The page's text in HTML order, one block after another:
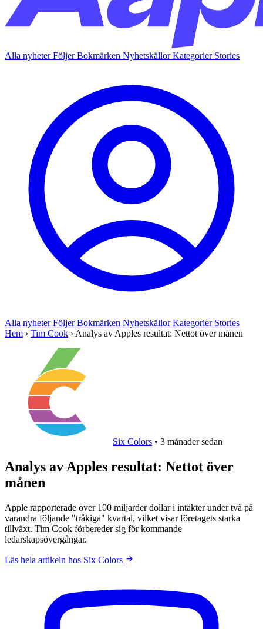
Alla nyheterFöljerBokmärken NyhetskällorKategorier Stories
Alla nyheterFöljerBokmärken NyhetskällorKategorier Stories
Hem › Tim Cook › Analys av Apples resultat: Nettot över månen
Six Colors • 3 månader sedan
Analys av Apples resultat: Nettot över
månen
Apple rapporterade över 100 miljarder dollar i intäkter under två på
varandra följande "tråkiga" kvartal, vilket visar företagets starka
tillväxt. Tim Cook förbereder sig för kommande
ledarskapsövergångar.
Läs hela artikeln hos Six Colors